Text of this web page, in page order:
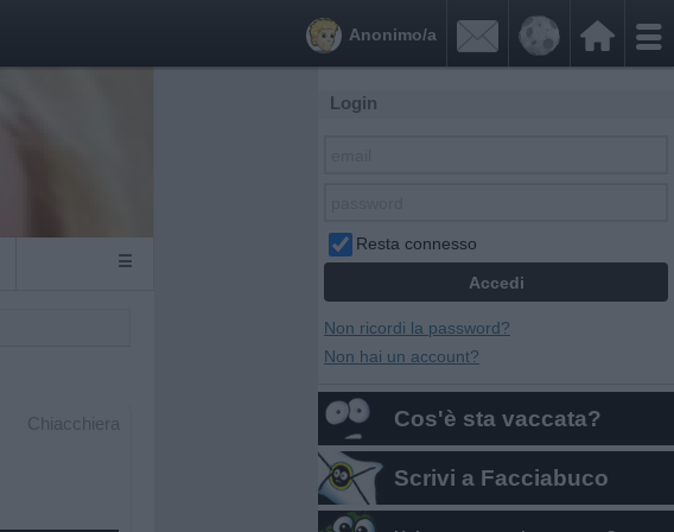


Anonimo/a
☰
Chiacchiera
Login
Resta connesso
Non ricordi la password?
Non hai un account?
Cos'è sta vaccata?
Scrivi a Facciabuco